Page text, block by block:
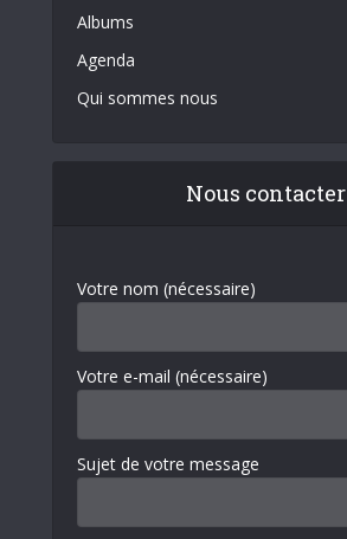
Albums
Agenda
Qui sommes nous
Nous contacter
Votre nom (nécessaire)
Votre e-mail (nécessaire)
Sujet de votre message